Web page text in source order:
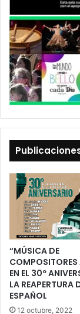
“MÚSICA DE
COMPOSITORES
EN EL 30º
LA REAPERTURA
ESPAÑOL
12 octubre, 2022